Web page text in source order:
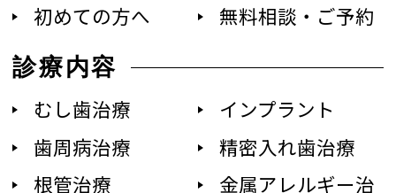
初めての方へ
無料相談・ご予約
診療内容
むし歯治療
歯周病治療
根管治療
インプラント
精密入れ歯治療
金属アレルギー治